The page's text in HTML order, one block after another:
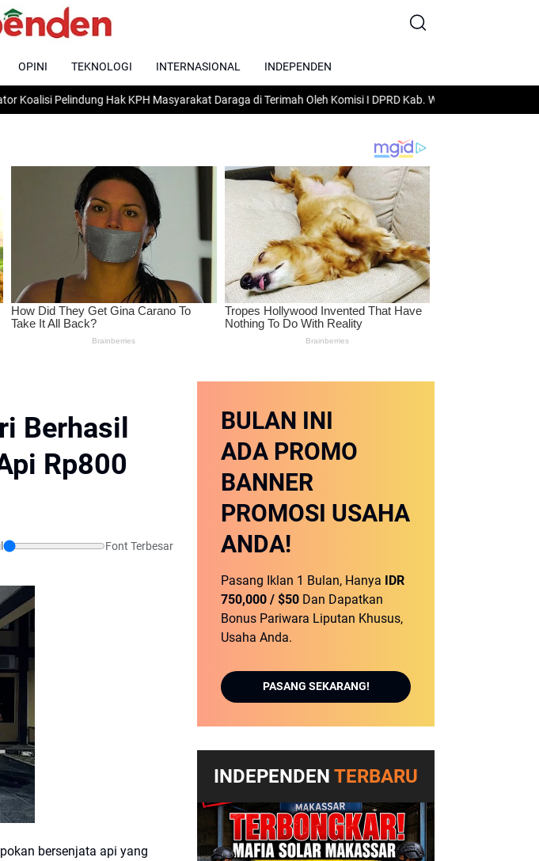
OPINI TEKNOLOGI INTERNASIONAL INDEPENDEN
Hak KPH Masyarakat Daraga di Terimah Oleh Komisi I DPRD Kab. Wajo Lakukan Gelar Rapat Dengar
Berhasil
Rp800
Font Terbesar
bersenjata api yang
BULAN INI
ADA PROMO
BANNER
PROMOSI USAHA
ANDA!
Pasang Iklan 1 Bulan, Hanya IDR
750,000 / $50 Dan Dapatkan
Bonus Pariwara Liputan Khusus,
Usaha Anda.
PASANG SEKARANG!
INDEPENDEN TERBARU